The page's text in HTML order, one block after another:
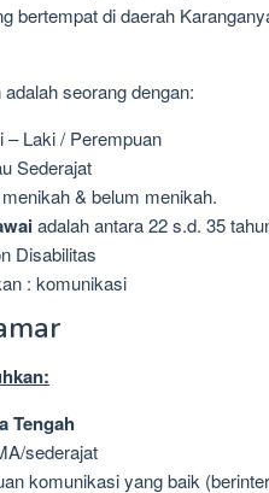
bertempat di daerah
seorang dengan:
– Laki / Perempuan
Sederajat
& belum menikah.
adalah antara 22 s.d. 35
Disabilitas
: komunikasi
Tengah
sederajat
komunikasi yang baik